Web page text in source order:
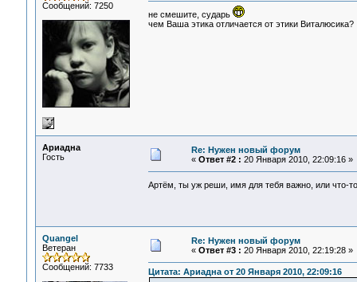
Сообщений: 7250
не смешите, сударь
чем Ваша этика отличается от этики Виталюсика?
Ариадна
Гость
Re: Нужен новый форум
« Ответ #2 : 20 Января 2010, 22:09:16 »
Артём, ты уж реши, имя для тебя важно, или что-
Quangel
Ветеран
Сообщений: 7733
Re: Нужен новый форум
« Ответ #3 : 20 Января 2010, 22:19:28 »
Цитата: Ариадна от 20 Января 2010, 22:09:16